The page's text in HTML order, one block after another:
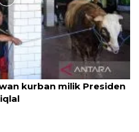
kurban milik Presiden